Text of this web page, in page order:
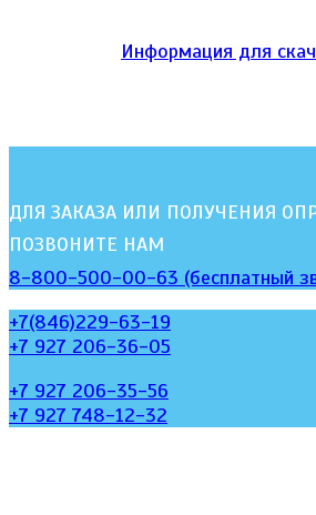
Информация для
ДЛЯ ЗАКАЗА ИЛИ ПОЛУЧЕНИЯ
ПОЗВОНИТЕ НАМ
8-800-500-00-63 (бесплатный
+7(846)229-63-19
+7 927 206-36-05
+7 927 206-35-56
+7 927 748-12-32